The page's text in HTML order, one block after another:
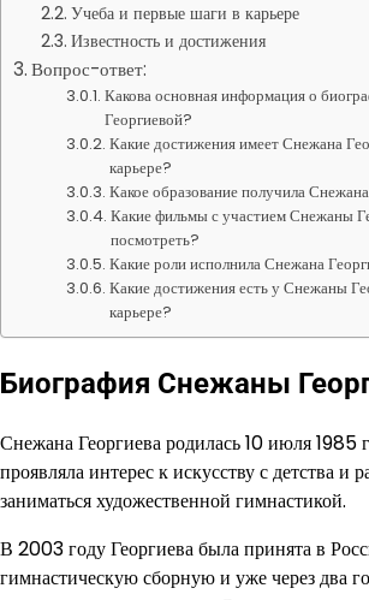
Учеба и первые шаги в карьере
Известность и достижения
Вопрос-ответ:
Какова основная информация о
Георгиевой?
Какие достижения имеет Снежана
карьере?
Какое образование получила
Какие фильмы с участием Снежаны
посмотреть?
Какие роли исполнила Снежана
Какие достижения есть у Снежаны
карьере?
Биография Снежаны
Снежана Георгиева родилась 10 июля 1985
проявляла интерес к искусству с детства и
заниматься художественной гимнастикой.
В 2003 году Георгиева была принята в
гимнастическую сборную и уже через два